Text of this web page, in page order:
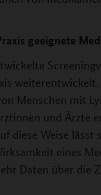
geeignete
Menschen mit
und Ärzte
diese Weise
eines
Daten über